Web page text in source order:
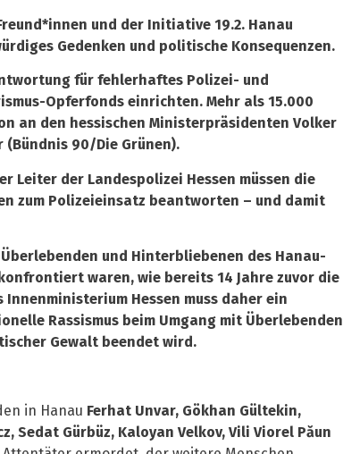
und der Initiative 19.2. Hanau
Gedenken und politische Konsequenzen.
für fehlerhaftes Polizei- und
Opferfonds einrichten. Mehr als 15.000
an den hessischen Ministerpräsidenten Volker
(Bündnis 90/Die Grünen).
Leiter der Landespolizei Hessen müssen die
zum Polizeieinsatz beantworten – und damit
und Hinterbliebenen des Hanau-
waren, wie bereits 14 Jahre zuvor die
Hessen muss daher ein
Rassismus beim Umgang mit Überlebenden
Gewalt beendet wird.
in Hanau Ferhat Unvar, Gökhan Gültekin,
Sedat Gürbüz, Kaloyan Velkov, Vili Viorel Păun